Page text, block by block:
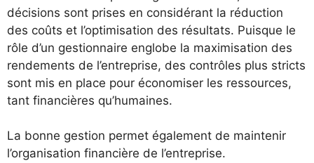
décisions sont prises en considérant la réduction
des coûts et l’optimisation des résultats. Puisque le
rôle d’un gestionnaire englobe la maximisation des
rendements de l’entreprise, des contrôles plus stricts
sont mis en place pour économiser les ressources,
tant financières qu’humaines.
La bonne gestion permet également de maintenir
l’organisation financière de l’entreprise.